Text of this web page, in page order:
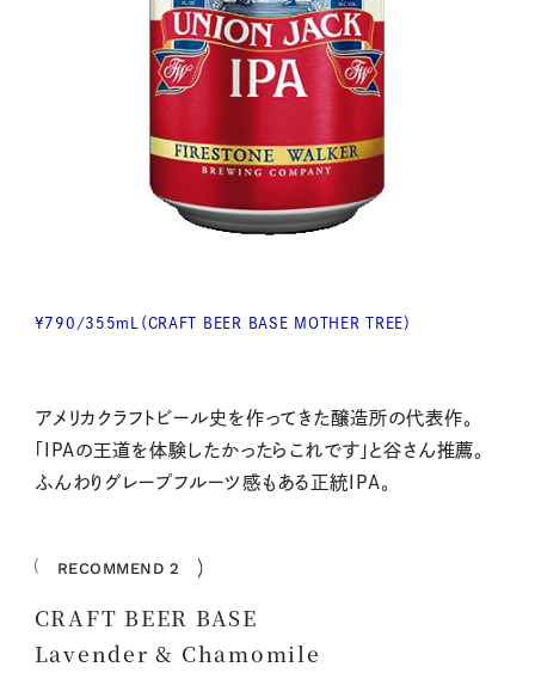
¥790/355mL（CRAFT BEER BASE MOTHER TREE）
アメリカクラフトビール史を作ってきた醸造所の代表作。
「IPAの王道を体験したかったらこれです」と谷さん推薦。
ふんわりグレープフルーツ感もある正統IPA。
RECOMMEND 2
CRAFT BEER BASE
Lavender & Chamomile